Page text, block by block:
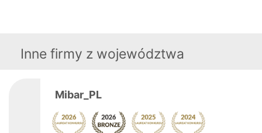
Inne firmy z województwa
Mibar_PL